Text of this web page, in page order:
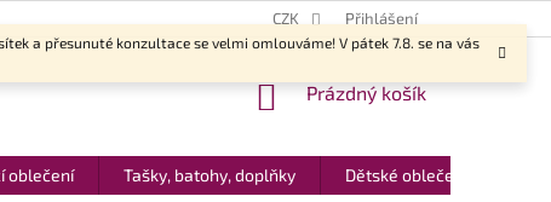
a přesunuté konzultace se velmi omlouváme! V pátek 7.8. se na vás
CZK Přihlášení
NÁKUPNÍ
Prázdný košík
oblečení Tašky, batohy, doplňky Dětské oblečení